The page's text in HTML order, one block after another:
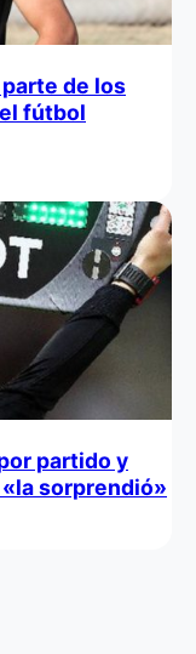
de los
fútbol
partido y
sorprendió»